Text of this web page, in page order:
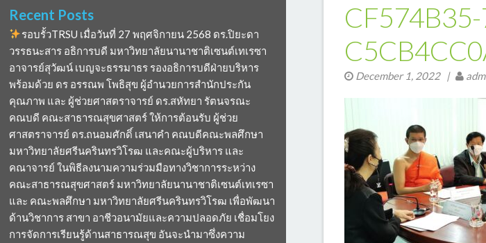
Recent Posts
รอบรั้วTRSU เมื่อวันที่ 27 พฤศจิกายน 2568 ดร.ปิยะดา
วรรธนะสาร อธิการบดี มหาวิทยาลัยนานาชาติเซนต์เทเรซา
อาจารย์สุวัฒน์ เบญจะธรรมาธร รองอธิการบดีฝ่ายบริหาร
พร้อมด้วย ดร อรรณพ โพธิสุข ผู้อำนวยการสำนักประกัน
คุณภาพ และ ผู้ช่วยศาสตราจารย์ ดร.สหัทยา รัตนจรณะ
คณบดี คณะสาธารณสุขศาสตร์ ให้การต้อนรับ ผู้ช่วย
ศาสตราจารย์ ดร.ถนอมศักดิ์ เสนาคำ คณบดีคณะพลศึกษา
มหาวิทยาลัยศรีนครินทรวิโรฒ และคณะผู้บริหาร และ
คณาจารย์ ในพิธีลงนามความร่วมมือทางวิชาการระหว่าง
คณะสาธารณสุขศาสตร์ มหาวิทยาลัยนานาชาติเซนต์เทเรซา
และ คณะพลศึกษา มหาวิทยาลัยศรีนครินทรวิโรฒ เพื่อพัฒนา
ด้านวิชาการ สาขา อาชีวอนามัยและความปลอดภัย เชื่อมโยง
การจัดการเรียนรู้ด้านสาธารณสุข อันจะนำมาซึ่งความ
December 1, 2022|